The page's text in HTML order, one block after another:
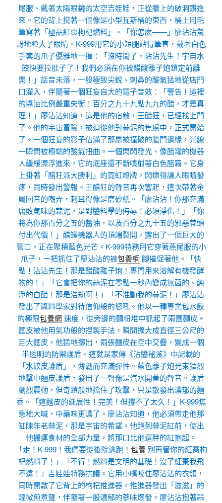
尾服、戴著太陽眼鏡的太空吉娃娃，正從牆上的破洞鑽進
來。它的背上揹著一個像是小型瓦斯桶的東西，桶上用毛
筆寫著「極品紅棗枸杞燃料」。「你怎麼——」廖沾沾驚
訝地瞪大了眼睛。K-999用它的小短腿站得筆直，戴著白色
手套的爪子優雅地一揮：「沒時間了，沾沾先生！宇宙水
餃快要拉肚子了！我們必須在你被醋酸離子炮鎖定前離
開！」話音未落，一股極致尖銳、刺鼻的酸氣猛地從店門
口灌入，伴隨著一個狂妄自大的電子音效：「警告！這裡
的醬油比例嚴重失衡！百分之九十九點九九的醋，才是真
理！」廖沾沾知道，這是他的宿敵，王醋狂，已經找上門
了。他的宇宙冒險，被迫從他對蒜泥的焦慮中，正式開始
了。一個狂妄的影子佔滿了那扇被撞破的牆門邊緣，光線
一瞬間被極端的酸氣扭曲。一個閃閃發光、像醋罐的機器
人緩緩漂浮進來，它的底座還不斷噴射著白色醋霧。它身
上掛著「醋狂派大勝利」的霓虹燈牌，閃爍得讓人眼睛發
疼，同時發出警報。王醋狂的聲音再次響起，這次帶著金
屬回音的嘲弄，刺耳得像是磨砂紙。「廖沾沾！你那充滿
腐敗氣味的蒜泥，是對醬料學的侮辱！必須淨化！」「你
將為你那百分之五的醬油，以及百分之九十五的邪惡蒜頭
付出代價！」醋罐機器人的頂端裂開，露出了一個巨大的
管口，正在聚積藍色光芒。K-999特務用它穿著燕尾服的小
爪子，一把抓住了廖沾沾的褲包養網 腳催促著他。「快
點！沾沾先生！那是醋酸離子炮！專門用來溶解有機發酵
物的！」「它會把你的蒜泥在零點一秒內變成無菌的、純
淨的白醋！那是浩劫啊！」「不准動我的蒜泥！」廖沾沾
發出了醬料學家對待信仰般的怒吼。他以一種專業包水餃
的極限包養網 速度，從旁邊的麵粉堆中抓起了兩團麵皮。
麵皮被他用氣功般的捏製手法，瞬間擴大成直徑三公尺的
巨大麵皮。他猛地擲出，兩張麵皮在空中交疊，變成一個
半透明的防禦護盾。這就是家傳《沾醬秘笈》中記載的
「水餃皮護盾」，薄韌而充滿彈性。藍色離子炮光束猛烈
地擊中麵皮護盾，發出了一聲像是汽水開蓋的聲音。護盾
劇烈震動，但奇蹟般地擋住了攻擊，只是散發出濃郁的麵
香。「這麵皮的延展性！完美！但撐不了太久！」K-999焦
急地大喊，中藥味更濃了。廖沾沾知道，他必須帶走他那
缸陳年老蒜泥，那是宇宙的希望。他跑到蒜泥缸前，使出
他搬運食材的全部力量，將那口比他還胖的缸抱起。
「走！K-999！我們要從後院逃跑！ 包養別再管你的紅棗枸
杞燃料了！」「不行！燃料是文明的基礎！沒了紅棗我飛
不遠！」吉娃娃特務抗議。它用小嘴咬住廖沾沾的衣領，
同時開啟了它背上的枸杞推進器。推進器發出「滋滋」的
輕微煎煮聲，伴隨著一股濃郁的蔘味爆發。廖沾沾抱著蒜